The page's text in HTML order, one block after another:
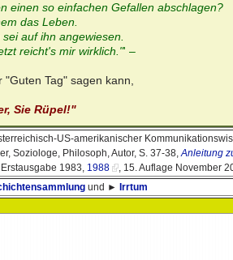
einen so einfachen Gefallen abschlagen?
das Leben.
auf ihn angewiesen.
reicht's mir wirklich."' –
Tag" sagen kann,
Sie Rüpel!"
US-amerikanischer
Soziologe, Philosoph, Autor, S. 37-38,Anleitung
1983, 1988
, 15. Auflage November
und ► Irrtum